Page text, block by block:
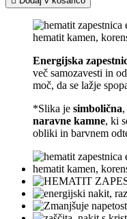
Energijska
več samozavesti in
moč, da se lažje
*Slika je simbolična
naravne kamne, ki
obliki in barvnem